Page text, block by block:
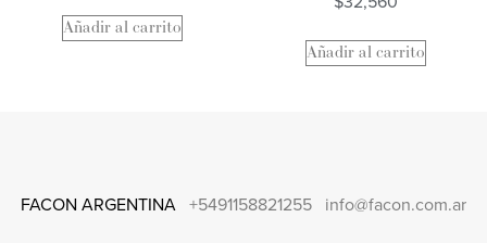
Añadir al carrito
Añadir al carrito
FACON ARGENTINA +5491158821255 info@facon.com.ar